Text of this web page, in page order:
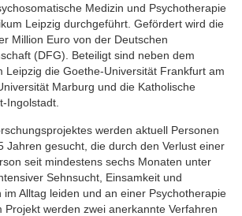
Medizin und Psychotherapie
Leipzig durchgeführt. Gefördert wird die
Million Euro von der Deutschen
(DFG). Beteiligt sind neben dem
Leipzig die Goethe-Universität Frankfurt am
Marburg und die Katholische
Ingolstadt.
werden aktuell Personen
Jahren gesucht, die durch den Verlust einer
seit mindestens sechs Monaten unter
Sehnsucht, Einsamkeit und
im Alltag leiden und an einer Psychotherapie
Projekt werden zwei anerkannte Verfahren